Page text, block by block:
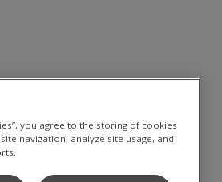
you agree to the storing of cookies
navigation, analyze site usage, and